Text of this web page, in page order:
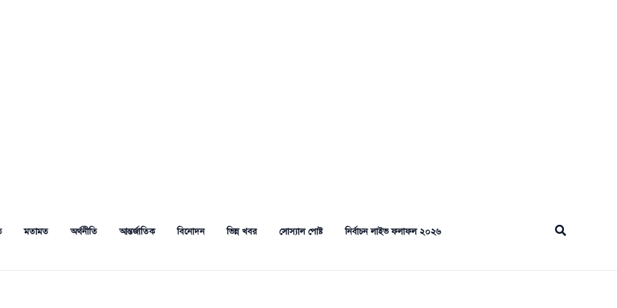
মতামত অর্থনীতি আন্তর্জাতিক বিনোদন ভিন্ন খবর সোস্যাল পোষ্ট নির্বাচন লাইভ ফলাফল ২০২৬ Search